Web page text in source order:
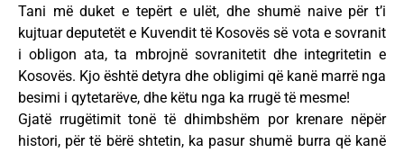
Tani më duket e tepërt e ulët, dhe shumë naive për t’i
kujtuar deputetët e Kuvendit të Kosovës së vota e sovranit
i obligon ata, ta mbrojnë sovranitetit dhe integritetin e
Kosovës. Kjo është detyra dhe obligimi që kanë marrë nga
besimi i qytetarëve, dhe këtu nga ka rrugë të mesme!
Gjatë rrugëtimit tonë të dhimbshëm por krenare nëpër
histori, për të bërë shtetin, ka pasur shumë burra që kanë